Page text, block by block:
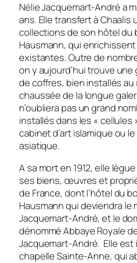
Nélie Jacquemart-André a
ans. Elle transfert à Chaalis
collections de son hôtel du
Hausmann, qui
existantes. Outre de
on y aujourd’hui trouve
de coffres, bien installés
chaussée de la longue
n’oubliera pas un grand
installés dans les « cellules
cabinet d’art islamique ou
asiatique.
A sa mort en 1912, elle
ses biens, œuvres et
de France, dont l’hôtel du
Hausmann qui deviendra le
Jacquemart-André, et le
dénommé Abbaye Royale
Jacquemart-André. Elle est
chapelle Sainte-Anne, qui